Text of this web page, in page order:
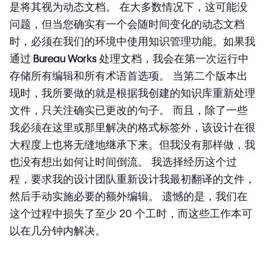
是将其视为动态文档。 在大多数情况下，这可能没
问题，但当您确实有一个会随时间变化的动态文档
时，必须在我们的环境中使用知识管理功能。 如果我
通过 Bureau Works 处理文档，我会在第一次运行中
存储所有编辑和所有术语首选项。
当第二个版本出
现时，我所要做的就是根据我创建的知识库重新处理
文件，只关注确实已更改的句子。 而且，除了一些
我必须在这里或那里解决的格式标签外，该设计在很
大程度上也将无缝地继承下来。 但我没有那样做，我
也没有想出如何让时间倒流。
我选择经历这个过
程，要求我的设计团队重新设计我最初翻译的文件，
然后手动实施必要的额外编辑。 遗憾的是，我们在
这个过程中损失了至少 20 个工时，而这些工作本可
以在几分钟内解决。